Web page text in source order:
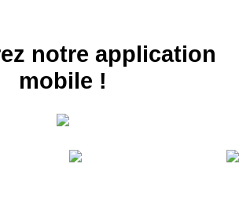
notre application
mobile !